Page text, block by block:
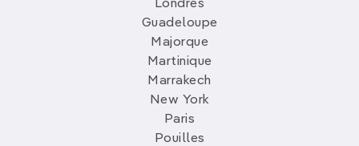
Londres
Guadeloupe
Majorque
Martinique
Marrakech
New York
Paris
Pouilles